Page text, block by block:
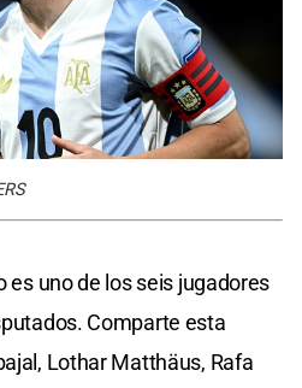
uno de los seis jugadores
Comparte esta
Lothar Matthäus, Rafa